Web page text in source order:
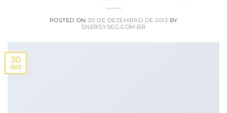
POSTED ON30 DE DEZEMBRO DE 2013 BY
ENERGYSEG.COM.BR
30
dez